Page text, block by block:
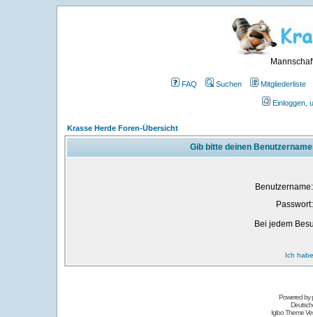
FAQ Suchen Mitgliederliste
Einloggen,
Krasse Herde Foren-Übersicht
Gib bitte deinen
Benutzername:
Passwort:
Bei jedem
Ich
Powered by
Igloo Theme